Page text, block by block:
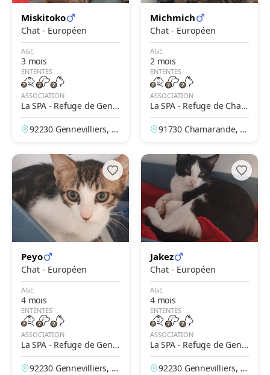
Miskitoko
Chat - Européen
AGE
3 mois
ENTENTES
ASSOCIATION
La SPA - Refuge de Genn
evilliers – Grammont
92230 Gennevilliers, H
Michmich
Chat - Européen
AGE
2 mois
ENTENTES
ASSOCIATION
La SPA - Refuge de Cham
arande
91730 Chamarande, Es
Peyo
Chat - Européen
AGE
4 mois
ENTENTES
ASSOCIATION
La SPA - Refuge de Genn
evilliers – Grammont
92230 Gennevilliers, H
Jakez
Chat - Européen
AGE
4 mois
ENTENTES
ASSOCIATION
La SPA - Refuge de Genn
evilliers – Grammont
92230 Gennevilliers, H